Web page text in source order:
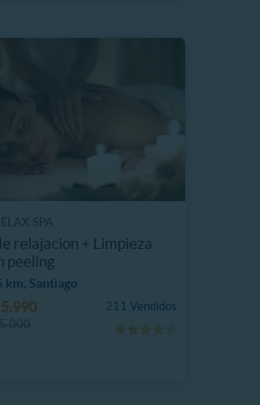
relajacion + Limpieza
peeling
km, Santiago
211 Vendidos